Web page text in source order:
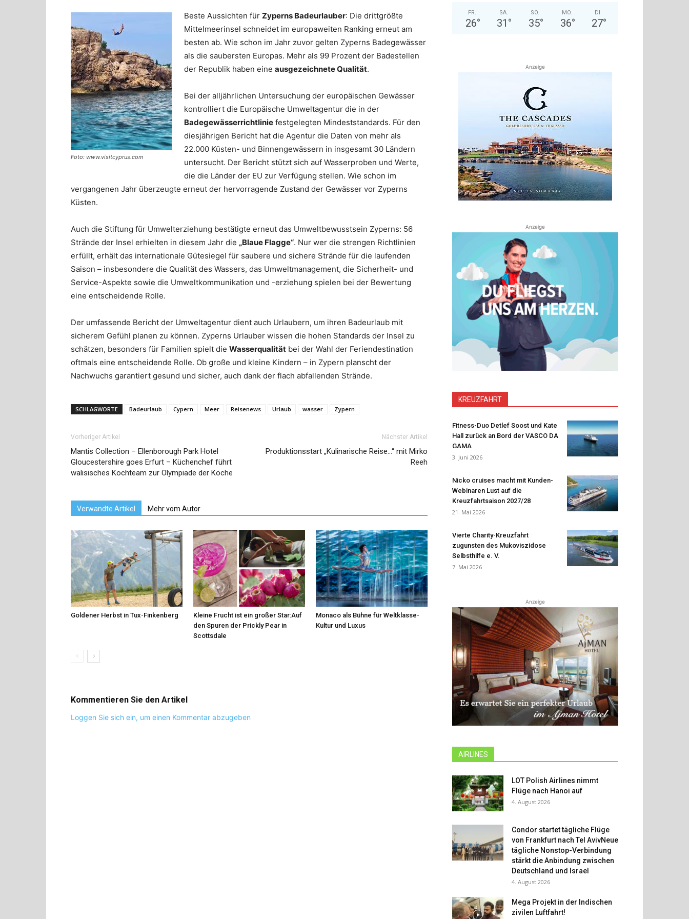
Foto: www.visitcyprus.com
Beste Aussichten für Zyperns Badeurlauber: Die drittgrößte
Mittelmeerinsel schneidet im europaweiten Ranking erneut am
besten ab. Wie schon im Jahr zuvor gelten Zyperns Badegewässer
als die saubersten Europas. Mehr als 99 Prozent der Badestellen
der Republik haben eine ausgezeichnete Qualität.
Bei der alljährlichen Untersuchung der europäischen Gewässer
kontrolliert die Europäische Umweltagentur die in der
Badegewässerrichtlinie festgelegten Mindeststandards. Für den
diesjährigen Bericht hat die Agentur die Daten von mehr als
22.000 Küsten- und Binnengewässern in insgesamt 30 Ländern
untersucht. Der Bericht stützt sich auf Wasserproben und Werte,
die die Länder der EU zur Verfügung stellen. Wie schon im
vergangenen Jahr überzeugte erneut der hervorragende Zustand der Gewässer vor Zyperns
Küsten.
Auch die Stiftung für Umwelterziehung bestätigte erneut das Umweltbewusstsein Zyperns: 56
Strände der Insel erhielten in diesem Jahr die „Blaue Flagge“. Nur wer die strengen Richtlinien
erfüllt, erhält das internationale Gütesiegel für saubere und sichere Strände für die laufenden
Saison – insbesondere die Qualität des Wassers, das Umweltmanagement, die Sicherheit- und
Service-Aspekte sowie die Umweltkommunikation und -erziehung spielen bei der Bewertung
eine entscheidende Rolle.
Der umfassende Bericht der Umweltagentur dient auch Urlaubern, um ihren Badeurlaub mit
sicherem Gefühl planen zu können. Zyperns Urlauber wissen die hohen Standards der Insel zu
schätzen, besonders für Familien spielt die Wasserqualität bei der Wahl der Feriendestination
oftmals eine entscheidende Rolle. Ob große und kleine Kindern – in Zypern planscht der
Nachwuchs garantiert gesund und sicher, auch dank der flach abfallenden Strände.
SCHLAGWORTE Badeurlaub Cypern Meer Reisenews Urlaub wasser Zypern
Vorheriger Artikel
Mantis Collection – Ellenborough Park Hotel
Gloucestershire goes Erfurt – Küchenchef führt
walisisches Kochteam zur Olympiade der Köche
Nächster Artikel
Produktionsstart „Kulinarische Reise…“ mit Mirko
Reeh
Verwandte Artikel Mehr vom Autor
Goldener Herbst in Tux-Finkenberg
Kleine Frucht ist ein großer Star:Auf
den Spuren der Prickly Pear in
Scottsdale
Monaco als Bühne für Weltklasse-
Kultur und Luxus
Kommentieren Sie den Artikel
Loggen Sie sich ein, um einen Kommentar abzugeben
FR.
26°
SA.
31 °
SO.
35°
MO.
36°
DI.
27°
Anzeige
Anzeige
KREUZFAHRT
Fitness-Duo Detlef Soost und Kate
Hall zurück an Bord der VASCO DA
GAMA
3. Juni 2026
Nicko cruises macht mit Kunden-
Webinaren Lust auf die
Kreuzfahrtsaison 2027/28
21. Mai 2026
Vierte Charity-Kreuzfahrt
zugunsten des Mukoviszidose
Selbsthilfe e. V.
7. Mai 2026
Anzeige
AIRLINES
LOT Polish Airlines nimmt
Flüge nach Hanoi auf
4. August 2026
Condor startet tägliche Flüge
von Frankfurt nach Tel AvivNeue
tägliche Nonstop-Verbindung
stärkt die Anbindung zwischen
Deutschland und Israel
4. August 2026
Mega Projekt in der Indischen
zivilen Luftfahrt!